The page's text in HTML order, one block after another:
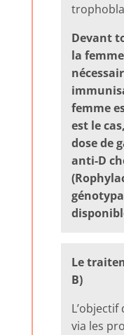
Devant
la
femme
est le
dose de
anti-D
Le
B)
via les